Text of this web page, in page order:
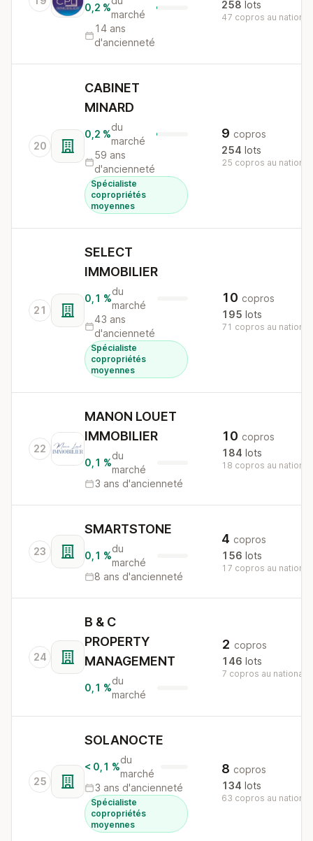
0,2 %
marché
14 ans
d'ancienneté
258 lots
47 copros au national
20
CABINET
MINARD
0,2 %
du
marché
59 ans
d'ancienneté
Spécialiste
copropriétés
moyennes
9 copros
254 lots
25 copros au national
21
SELECT
IMMOBILIER
0,1 %
du
marché
43 ans
d'ancienneté
Spécialiste
copropriétés
moyennes
10 copros
195 lots
71 copros au national
22
MANON LOUET
IMMOBILIER
0,1 %
du
marché
3 ans d'ancienneté
10 copros
184 lots
18 copros au national
23
SMARTSTONE
0,1 %
du
marché
8 ans d'ancienneté
4 copros
156 lots
17 copros au national
24
B & C
PROPERTY
MANAGEMENT
0,1 %
du
marché
2 copros
146 lots
7 copros au national
25
SOLANOCTE
< 0,1 %
du
marché
3 ans d'ancienneté
Spécialiste
copropriétés
moyennes
8 copros
134 lots
63 copros au national